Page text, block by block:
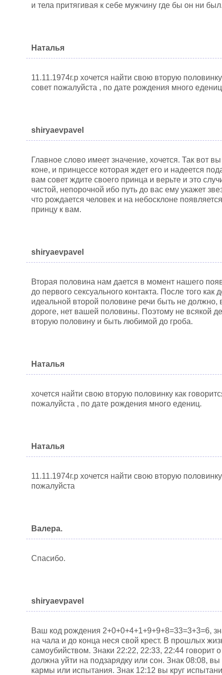
и тела притягивая к себе мужчину где бы он ни
Наталья
11.11.1974г.р хочется найти свою вторую
совет пожалуйста , по дате рождения много
shiryaevpavel
Главное слово имеет значение, хочется. Так вот
коне, и принцессе которая ждет его и надеется
вам совет ждите своего принца и верьте и это
чистой, непорочной ибо путь до вас ему укажет
что рождается человек и на небосклоне
принцу к вам.
shiryaevpavel
Вторая половина нам дается в момент нашего
до первого сексуального контакта. После того
идеальной второй половине речи быть не
дороге, нет вашей половины. Поэтому не всякой
вторую половину и быть любимой до гроба.
Наталья
хочется найти свою вторую половинку как
пожалуйста , по дате рождения много едениц.
Наталья
11.11.1974г.р хочется найти свою вторую
пожалуйста
Валера.
Спасибо.
shiryaevpavel
Ваш код рождения 2+0+0+4+1+9+9+8=33=3+3=6,
на чала и до конца неся свой крест. В прошлых
самоубийством. Знаки 22:22, 22:33, 22:44 говорит
должна уйти на подзарядку или сон. Знак 08:08,
кармы или испытания. Знак 12:12 вы круг